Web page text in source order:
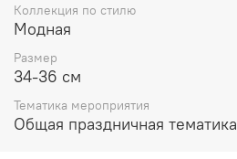
Коллекция по стилю
Модная
Размер
34-36 см
Тематика мероприятия
Общая праздничная тематика